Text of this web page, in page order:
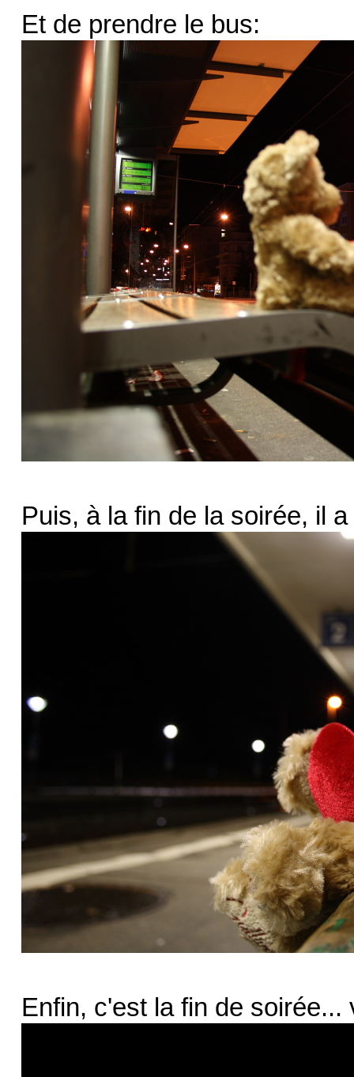
Et de prendre le bus:
Puis, à la fin de la soirée, il
Enfin, c'est la fin de soirée...